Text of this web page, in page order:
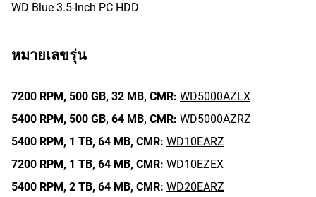
WD Blue 3.5-Inch PC HDD
หมายเลขรุ่น
7200 RPM, 500 GB, 32 MB, CMR: WD5000AZLX
5400 RPM, 500 GB, 64 MB, CMR: WD5000AZRZ
5400 RPM, 1 TB, 64 MB, CMR: WD10EARZ
7200 RPM, 1 TB, 64 MB, CMR: WD10EZEX
5400 RPM, 2 TB, 64 MB, CMR: WD20EARZ